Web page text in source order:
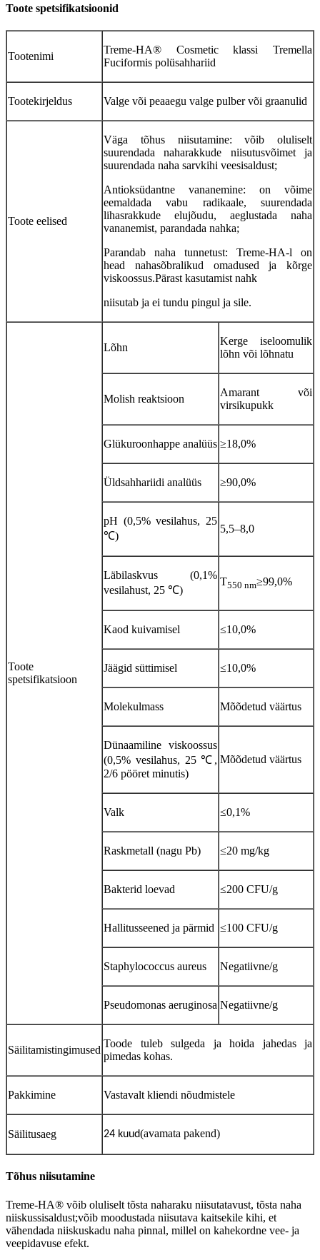
Toote spetsifikatsioonid
Tootenimi
Treme-HA® Cosmetic klassi Tremella
Fuciformis polüsahhariid
Tootekirjeldus Valge või peaaegu valge pulber või graanulid
Toote eelised
Väga tõhus niisutamine: võib oluliselt
suurendada naharakkude niisutusvõimet ja
suurendada naha sarvkihi veesisaldust;
Antioksüdantne vananemine: on võime
eemaldada vabu radikaale, suurendada
lihasrakkude elujõudu, aeglustada naha
vananemist, parandada nahka;
Parandab naha tunnetust: Treme-HA-l on
head nahasõbralikud omadused ja kõrge
viskoossus.Pärast kasutamist nahk
niisutab ja ei tundu pingul ja sile.
Toote
spetsifikatsioon
Lõhn
Kerge iseloomulik
lõhn või lõhnatu
Molish reaktsioon
Amarant või
virsikupukk
Glükuroonhappe analüüs ≥18,0%
Üldsahhariidi analüüs ≥90,0%
pH (0,5% vesilahus, 25
℃)
5,5–8,0
Läbilaskvus (0,1%
vesilahust, 25 ℃)
T550 nm≥99,0%
Kaod kuivamisel ≤10,0%
Jäägid süttimisel ≤10,0%
Molekulmass Mõõdetud väärtus
Dünaamiline viskoossus
(0,5% vesilahus, 25 ℃,
2/6 pööret minutis)
Mõõdetud väärtus
Valk ≤0,1%
Raskmetall (nagu Pb) ≤20 mg/kg
Bakterid loevad ≤200 CFU/g
Hallitusseened ja pärmid ≤100 CFU/g
Staphylococcus aureus Negatiivne/g
Pseudomonas aeruginosa Negatiivne/g
Säilitamistingimused
Toode tuleb sulgeda ja hoida jahedas ja
pimedas kohas.
Pakkimine Vastavalt kliendi nõudmistele
Säilitusaeg 24 kuud(avamata pakend)
Tõhus niisutamine
Treme-HA® võib oluliselt tõsta naharaku niisutatavust, tõsta naha
niiskussisaldust;võib moodustada niisutava kaitsekile kihi, et
vähendada niiskuskadu naha pinnal, millel on kahekordne vee- ja
veepidavuse efekt.